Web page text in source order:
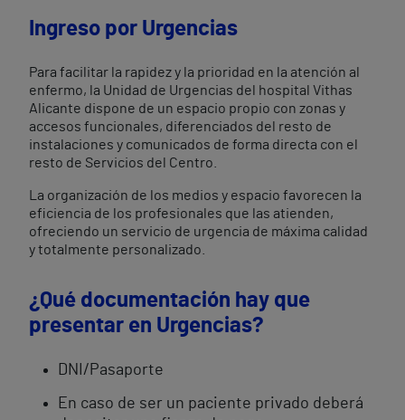
Ingreso por Urgencias
Para facilitar la rapidez y la prioridad en la atención al
enfermo, la Unidad de Urgencias del hospital Vithas
Alicante dispone de un espacio propio con zonas y
accesos funcionales, diferenciados del resto de
instalaciones y comunicados de forma directa con el
resto de Servicios del Centro.
La organización de los medios y espacio favorecen la
eficiencia de los profesionales que las atienden,
ofreciendo un servicio de urgencia de máxima calidad
y totalmente personalizado.
¿Qué documentación hay que
presentar en Urgencias?
DNI/Pasaporte
En caso de ser un paciente privado deberá